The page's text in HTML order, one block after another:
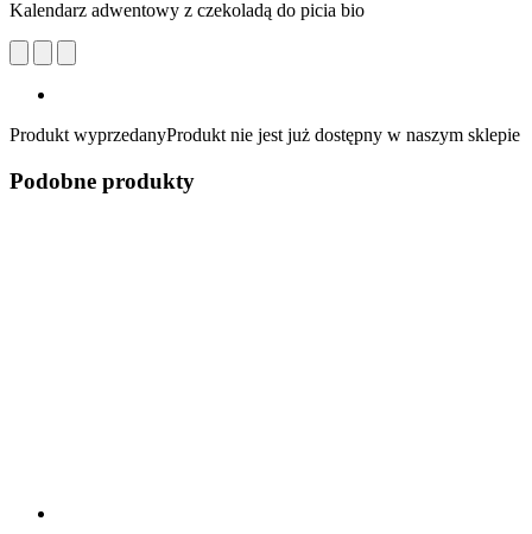
Kalendarz adwentowy z czekoladą do picia bio
Produkt wyprzedanyProdukt nie jest już dostępny w naszym sklepie
Podobne produkty